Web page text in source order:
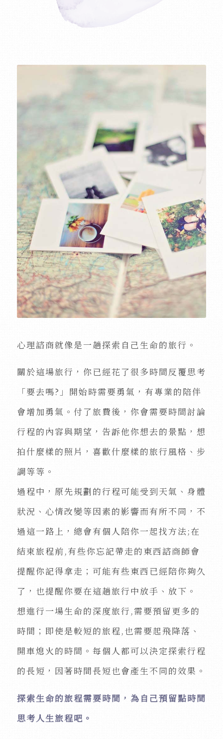
心理諮商就像是一趟探索自己生命的旅行。
關於這場旅行，你已經花了很多時間反覆思考
「要去嗎?」開始時需要勇氣，有專業的陪伴
會增加勇氣。付了旅費後，你會需要時間討論
行程的內容與期望，告訴他你想去的景點，想
拍什麼樣的照片，喜歡什麼樣的旅行風格、步
調等等。
過程中，原先規劃的行程可能受到天氣、身體
狀況、心情改變等因素的影響而有所不同，不
過這一路上，總會有個人陪你一起找方法;在
結束旅程前,有些你忘記帶走的東西諮商師會
提醒你記得拿走；可能有些東西已經陪你夠久
了，也提醒你要在這趟旅行中放手、放下。
想進行一場生命的深度旅行,需要預留更多的
時間；即使是較短的旅程,也需要起飛降落、
開車熄火的時間。每個人都可以決定探索行程
的長短，因著時間長短也會產生不同的效果。
探索生命的旅程需要時間，為自己預留點時間
思考人生旅程吧。